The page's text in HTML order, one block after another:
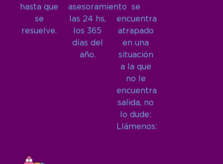
hasta que
se
resuelve.
asesoramiento
las 24 hs,
los 365
días del
año.
se
encuentra
atrapado
en una
situación
a la que
no le
encuentra
salida, no
lo dude:
Llámenos: